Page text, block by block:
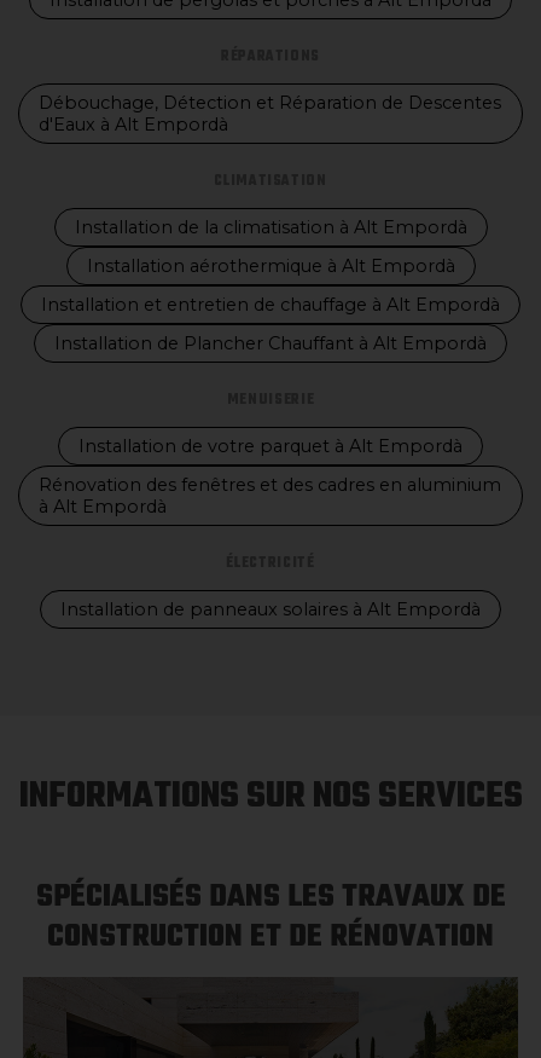
Débouchage, Détection et Réparation de Descentes
d'Eaux à Alt Empordà
Installation de la climatisation à Alt Empordà
Installation aérothermique à Alt Empordà
Installation et entretien de chauffage à Alt Empordà
Installation de Plancher Chauffant à Alt Empordà
Installation de votre parquet à Alt Empordà
Rénovation des fenêtres et des cadres en aluminium
à Alt Empordà
Installation de panneaux solaires à Alt Empordà
INFORMATIONS SUR NOS SERVICES
SPÉCIALISÉS DANS LES TRAVAUX DE
CONSTRUCTION ET DE RÉNOVATION